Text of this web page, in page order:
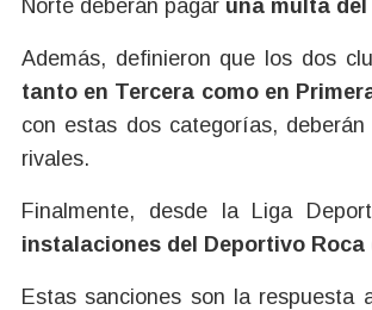
Norte deberán pagar una multa
Además, definieron que los dos
tanto en Tercera como en
con estas dos categorías,
rivales.
Finalmente, desde la Liga
instalaciones del Deportivo Roca
Estas sanciones son la respuesta